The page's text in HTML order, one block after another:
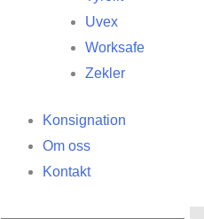
Uvex
Worksafe
Zekler
Konsignation
Om oss
Kontakt